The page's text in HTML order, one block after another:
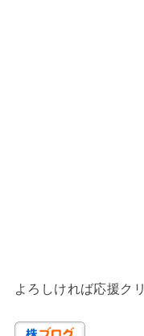
よろしければ応援ク